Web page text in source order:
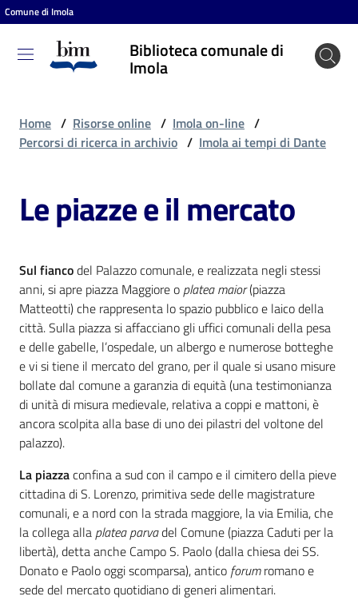
Vai al contenuto
Vai alla navigazione
Vai al footer
Comune di Imola
Biblioteca comunale di
Imola
Biblioteca
comunale
puoi
fare
Scopri
i
contenuti
Risorse
online
Casa
Home / Risorse online / Imola on-line /
Percorsi di ricerca in archivio / Imola ai tempi di Dante
Le piazze e il mercato
Sul fiancodel Palazzo comunale, e realizzata negli stessi
anni, si apre piazza Maggiore o platea maior(piazza
Matteotti) che rappresenta lo spazio pubblico e laico della
città. Sulla piazza si affacciano gli uffici comunali della pesa
e delle gabelle, l’ospedale, un albergo e numerose botteghe
e vi si tiene il mercato del grano, per il quale si usano misure
bollate dal comune a garanzia di equità (una testimonianza
di unità di misura medievale, relativa a coppi e mattoni, è
ancora scolpita alla base di uno dei pilastri del voltone del
palazzo).
La piazzaconfina a sud con il campo e il cimitero della pieve
cittadina di S. Lorenzo, primitiva sede delle magistrature
comunali, e a nord con la strada maggiore, la via Emilia, che
la collega alla platea parvadel Comune (piazza Caduti per la
libertà), detta anche Campo S. Paolo (dalla chiesa dei SS.
Donato e Paolo oggi scomparsa), antico forumromano e
sede del mercato quotidiano di generi alimentari.